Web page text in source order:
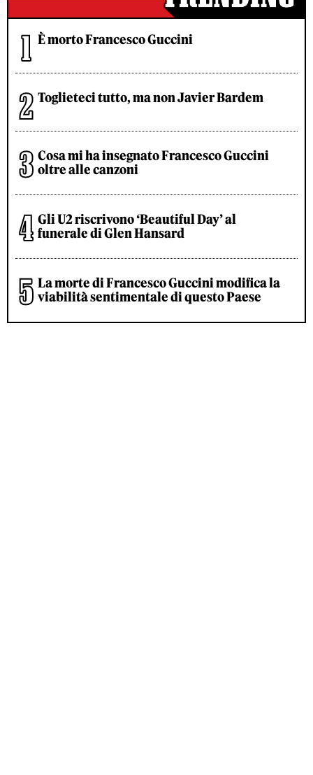
È morto Francesco Guccini
Toglieteci tutto, ma non Javier Bardem
Cosa mi ha insegnato Francesco Guccini
oltre alle canzoni
Gli U2 riscrivono ‘Beautiful Day’ al
funerale di Glen Hansard
La morte di Francesco Guccini modifica la
viabilità sentimentale di questo Paese